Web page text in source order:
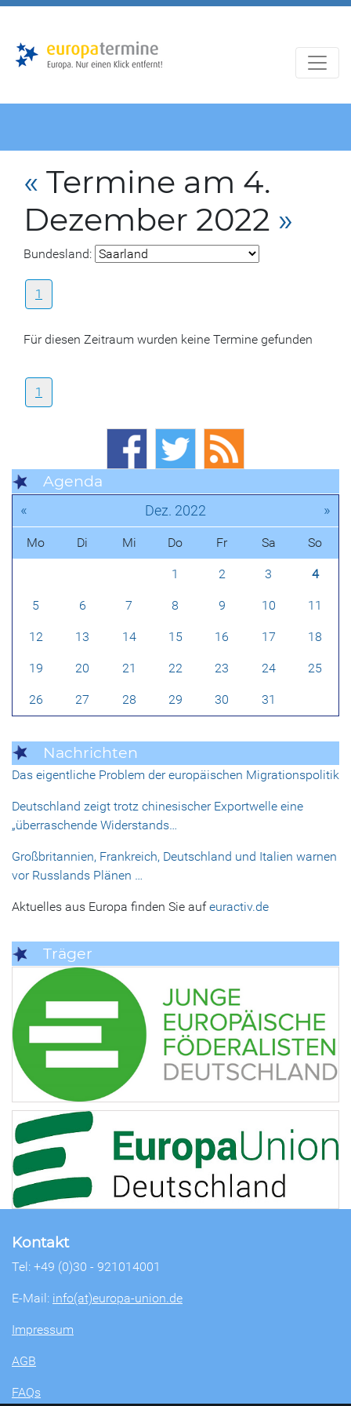
« Termine am 4.
Dezember 2022 »
Bundesland:
1
Für diesen Zeitraum wurden keine Termine gefunden
1
Agenda
« Dez. 2022 »
Mo Di Mi Do Fr Sa So
1 2 3 4
5 6 7 8 9 10 11
12 13 14 15 16 17 18
19 20 21 22 23 24 25
26 27 28 29 30 31
Nachrichten
Das eigentliche Problem der europäischen Migrationspolitik
Deutschland zeigt trotz chinesischer Exportwelle eine
„überraschende Widerstands…
Großbritannien, Frankreich, Deutschland und Italien warnen
vor Russlands Plänen …
Aktuelles aus Europa finden Sie aufeuractiv.de
Träger
Kontakt
Tel: +49 (0)30 - 921014001
E-Mail: info(at)europa-union.de
Impressum
AGB
FAQs